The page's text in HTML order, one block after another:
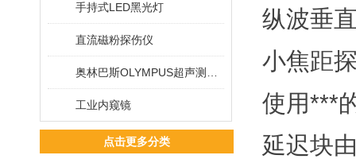
手持式LED黑光灯
直流磁粉探伤仪
工业内窥镜
点击更多分类
纵波垂
小焦距
使用***
延迟块